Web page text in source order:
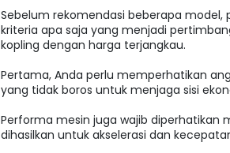
Sebelum rekomendasi beberapa
kriteria apa saja yang menjadi
kopling dengan harga terjangkau.
Pertama, Anda perlu memperhatikan
yang tidak boros untuk menjaga sisi
Performa mesin juga wajib diperhatikan
dihasilkan untuk akselerasi dan